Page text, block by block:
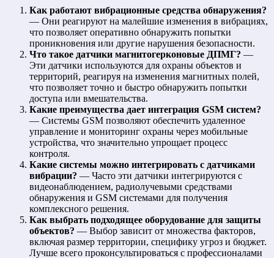
Как работают вибрационные средства обнаружения?
— Они реагируют на малейшие изменения в вибрациях,
что позволяет оперативно обнаружить попытки
проникновения или другие нарушения безопасности.
Что такое датчики магнитогерконовые ДПМГ? —
Эти датчики используются для охраны объектов и
территорий, реагируя на изменения магнитных полей,
что позволяет точно и быстро обнаружить попытки
доступа или вмешательства.
Какие преимущества дает интеграция GSM систем?
— Системы GSM позволяют обеспечить удаленное
управление и мониторинг охраны через мобильные
устройства, что значительно упрощает процесс
контроля.
Какие системы можно интегрировать с датчиками
вибрации? — Часто эти датчики интегрируются с
видеонаблюдением, радиолучевыми средствами
обнаружения и GSM системами для получения
комплексного решения.
Как выбрать подходящее оборудование для защиты
объектов? — Выбор зависит от множества факторов,
включая размер территории, специфику угроз и бюджет.
Лучше всего проконсультироваться с профессионалами